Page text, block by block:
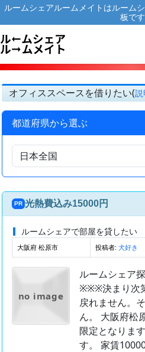
ルームシェアルームメイトはルーム
板です
オフィススペースを借りたい(説
都道府県から選ぶ
PR 光熱費込み15000円
ルームシェアで部屋を貸したい
大阪府 松原市 投稿者: 犬好き
no image
ルームシェア
※※※決まり次
戻れません。
ん。 大阪府松
限定となりま
す。 家賃